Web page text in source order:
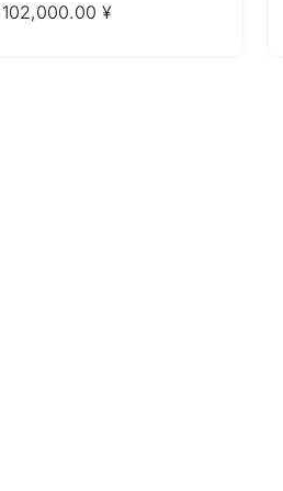
102,000.00¥